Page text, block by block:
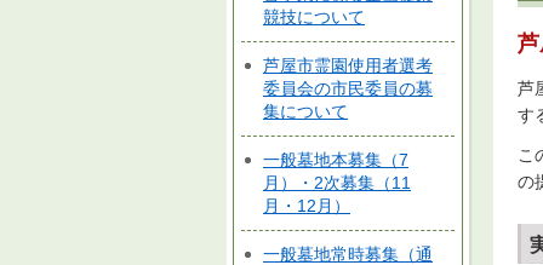
競技について
芦屋市霊園使用者選考
委員会の市民委員の募
集について
一般墓地本募集（7
月）・2次募集（11
月・12月）
一般墓地常時募集（通
芦
す
こ
の